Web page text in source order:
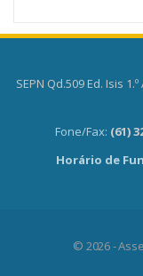
SEPN Qd.509 Ed. Isis
Fone/Fax: (61)
Horário de
© 2026 -